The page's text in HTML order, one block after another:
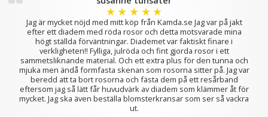
199 kr
LÄGG I VARUKORG
★ ★ ★ ★ ★
Jag är mycket nöjd med mitt köp från Kamda.se Jag var på jakt
efter ett diadem med röda rosor och detta motsvarade mina
högt ställda förväntningar. Diademet var faktiskt finare i
verkligheten!! Fylliga, julröda och fint gjorda rosor i ett
sammetsliknande material. Och ett extra plus för den tunna och
mjuka men ändå formfasta skenan som rosorna sitter på. Jag var
beredd att ta bort rosorna och fästa dem på ett resårband
eftersom jag så lätt får huvudvärk av diadem som klämmer åt för
mycket. Jag ska även beställa blomsterkransar som ser så vackra
ut.